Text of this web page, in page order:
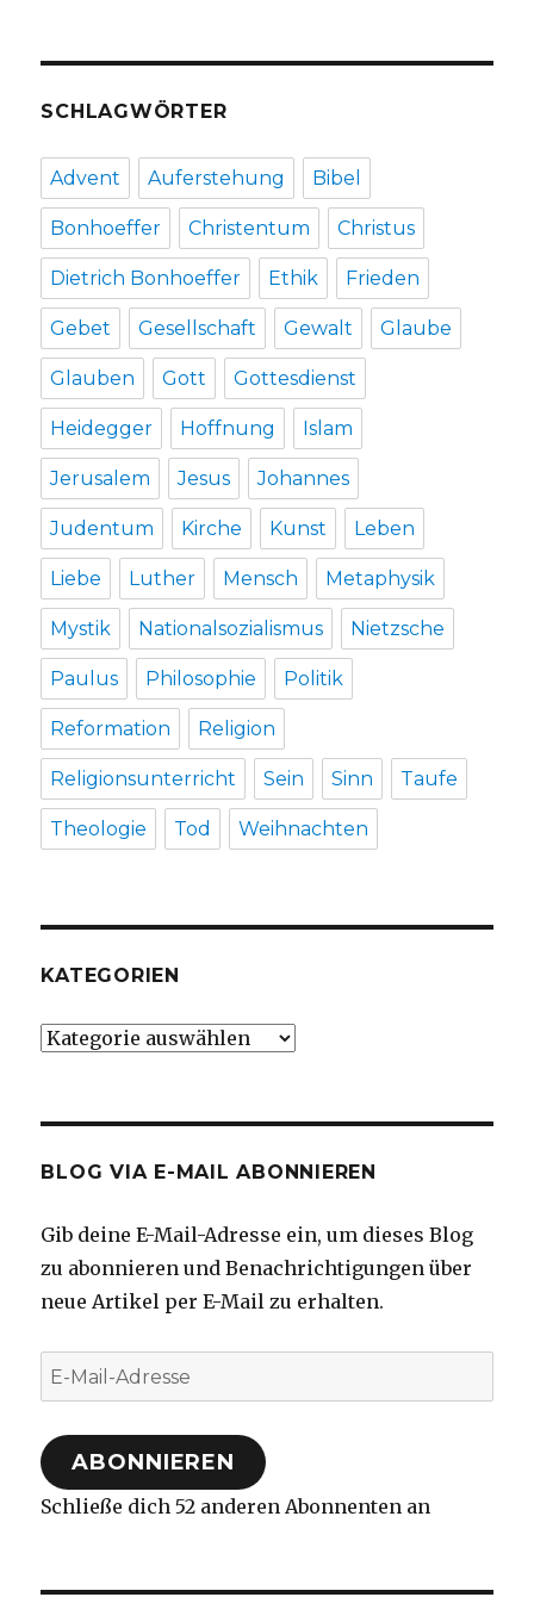
SCHLAGWÖRTER
Advent Auferstehung Bibel
Bonhoeffer Christentum Christus
Dietrich Bonhoeffer Ethik Frieden
Gebet Gesellschaft Gewalt Glaube
Glauben Gott Gottesdienst
Heidegger Hoffnung Islam
Jerusalem Jesus Johannes
Judentum Kirche Kunst Leben
Liebe Luther Mensch Metaphysik
Mystik Nationalsozialismus Nietzsche
Paulus Philosophie Politik
Reformation Religion
Religionsunterricht Sein Sinn Taufe
Theologie Tod Weihnachten
KATEGORIEN
Kategorien
BLOG VIA E-MAIL ABONNIEREN
Gib deine E-Mail-Adresse ein, um dieses Blog
zu abonnieren und Benachrichtigungen über
neue Artikel per E-Mail zu erhalten.
E-
Mail-
Adresse
ABONNIEREN
Schließe dich 52 anderen Abonnenten an